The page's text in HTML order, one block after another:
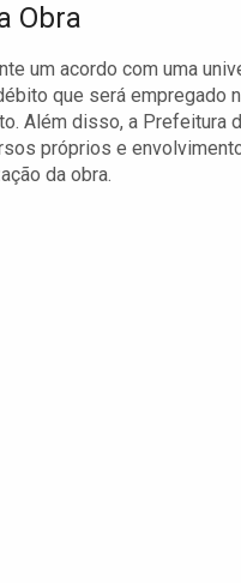
Obra
um acordo com uma
que será empregado
Além disso, a Prefeitura
próprios e
da obra.